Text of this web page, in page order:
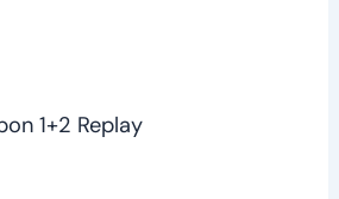
1+2 Replay